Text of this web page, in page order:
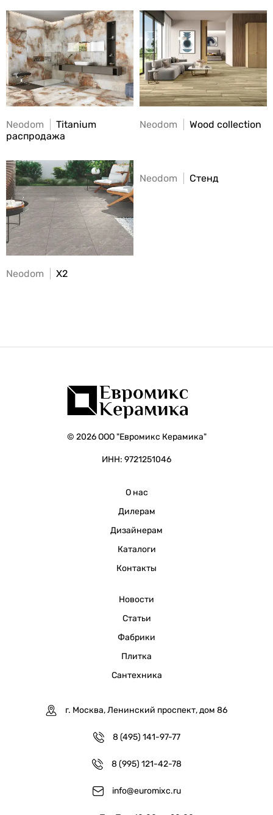
Neodom
Titanium
распродажа
Neodom Wood collection
Neodom X2
Neodom Стенд
© 2026 ООО "Евромикс Керамика"
ИНН: 9721251046
О нас
Дилерам
Дизайнерам
Каталоги
Контакты
Новости
Статьи
Фабрики
Плитка
Сантехника
г. Москва, Ленинский проспект, дом 86
8 (495) 141-97-77
8 (995) 121-42-78
info@euromixc.ru